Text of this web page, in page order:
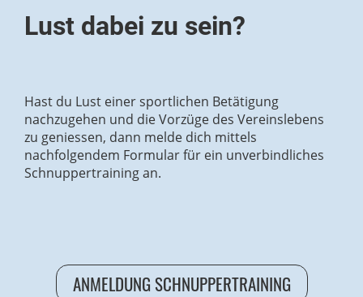
Lust dabei zu sein?
Hast du Lust einer sportlichen Betätigung
nachzugehen und die Vorzüge des Vereinslebens
zu geniessen, dann melde dich mittels
nachfolgendem Formular für ein unverbindliches
Schnuppertraining an.
ANMELDUNG SCHNUPPERTRAINING